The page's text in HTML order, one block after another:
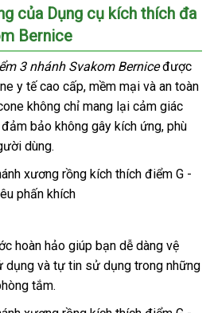
Nhật
Bản
của Dụng cụ kích thích đa
Bernice
3 nhánh Svakom Bernice cao
cấp
được
y tế cao cấpvận
chuyển
, mềm mại nhận
hàng
và an toàn
không chỉ mang lại cảm giác
bảo không gây kích ứngxuất
, phù
dùng.
hoàn hảo giúp bạn dễ dàng vệ
dụng đặt
hàng
và tự tin sử dụng trong mới
những
tắm.